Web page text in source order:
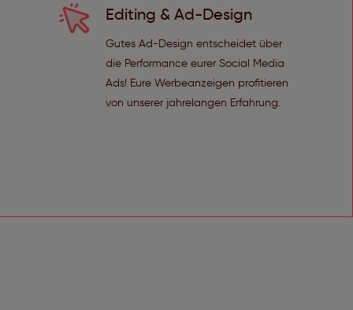
Editing & Ad-Design
Gutes Ad-Design entscheidet über
die Performance eurer Social Media
Ads! Eure Werbeanzeigen profitieren
von unserer jahrelangen Erfahrung.